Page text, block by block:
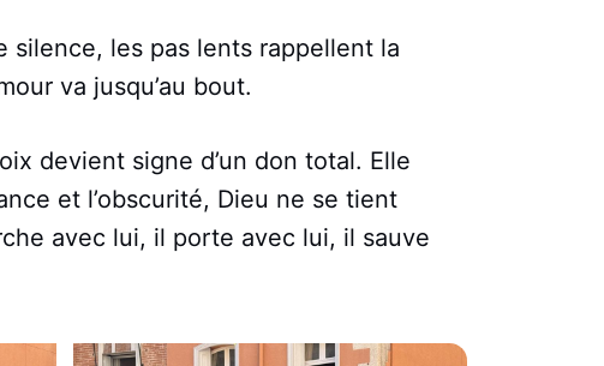
silence, les pas lents rappellent la
va jusqu’au bout.
devient signe d’un don total. Elle
et l’obscurité, Dieu ne se tient
avec lui, il porte avec lui, il sauve